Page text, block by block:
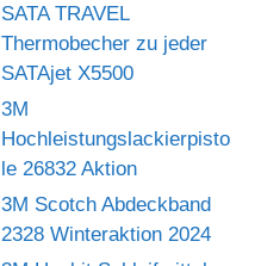
SATA TRAVEL
Thermobecher zu jeder
SATAjet X5500
3M
Hochleistungslackierpisto
le 26832 Aktion
3M Scotch Abdeckband
2328 Winteraktion 2024